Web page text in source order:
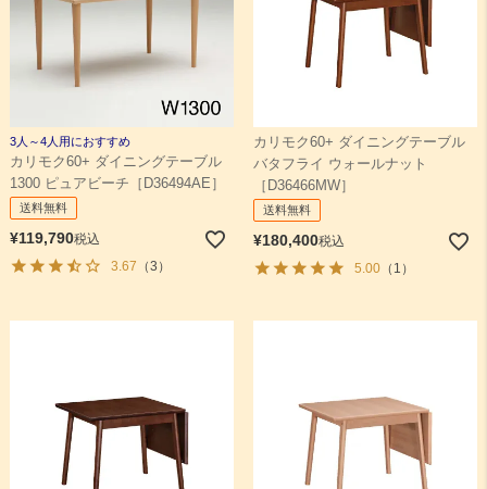
3人～4人用におすすめ
カリモク60+ ダイニングテーブル
1300 ピュアビーチ［D36494AE］
送料無料
¥119,790税込
3.67 （3）
カリモク60+ ダイニングテーブル
バタフライ ウォールナット
［D36466MW］
送料無料
¥180,400税込
5.00（1）